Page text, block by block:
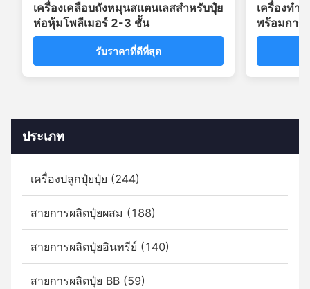
เครื่องเคลือบถังหมุนสแตนเลสสำหรับปุ๋ย
ห่อหุ้มโพลีเมอร์ 2-3 ชั้น
รับราคาที่ดีที่สุด
เครื่องทำ
พร้อมการ
360 วัน
ประเภท
เครื่องปลูกปุ๋ยปุ๋ย (244)
สายการผลิตปุ๋ยผสม (188)
สายการผลิตปุ๋ยอินทรีย์ (140)
สายการผลิตปุ๋ย BB (59)